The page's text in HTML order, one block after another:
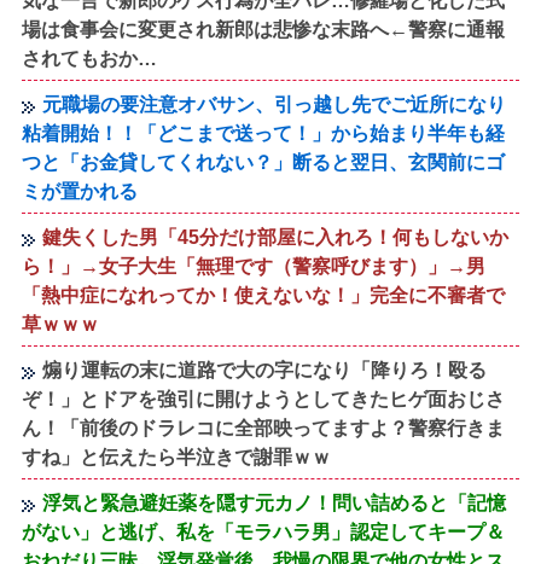
場は食事会に変更され新郎は悲惨な末路へ←警察に通報
されてもおか…
元職場の要注意オバサン、引っ越し先でご近所になり
粘着開始！！「どこまで送って！」から始まり半年も経
つと「お金貸してくれない？」断ると翌日、玄関前にゴ
ミが置かれる
鍵失くした男「45分だけ部屋に入れろ！何もしないか
ら！」→女子大生「無理です（警察呼びます）」→男
「熱中症になれってか！使えないな！」完全に不審者で
草ｗｗｗ
煽り運転の末に道路で大の字になり「降りろ！殴る
ぞ！」とドアを強引に開けようとしてきたヒゲ面おじさ
ん！「前後のドラレコに全部映ってますよ？警察行きま
すね」と伝えたら半泣きで謝罪ｗｗ
浮気と緊急避妊薬を隠す元カノ！問い詰めると「記憶
がない」と逃げ、私を「モラハラ男」認定してキープ＆